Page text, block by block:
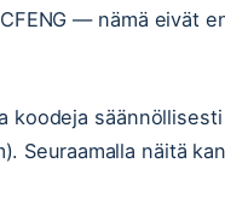
— nämä eivät
koodeja
Seuraamalla näitä